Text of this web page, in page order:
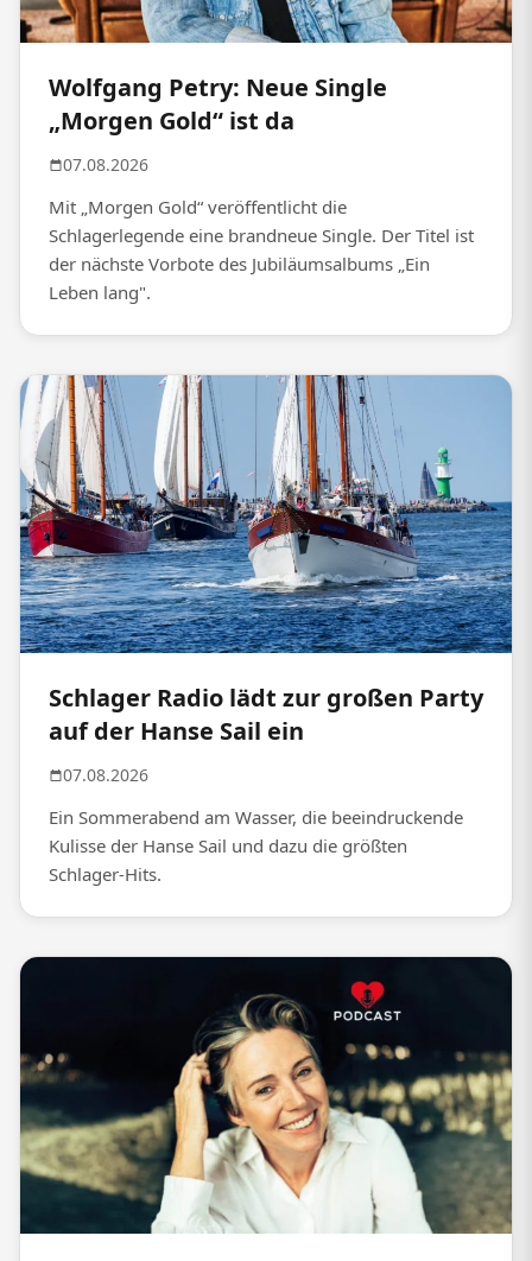
Wolfgang Petry: Neue Single
„Morgen Gold“ ist da
07.08.2026
Mit „Morgen Gold“ veröffentlicht die
Schlagerlegende eine brandneue Single. Der Titel ist
der nächste Vorbote des Jubiläumsalbums „Ein
Leben lang".
Schlager Radio lädt zur großen Party
auf der Hanse Sail ein
07.08.2026
Ein Sommerabend am Wasser, die beeindruckende
Kulisse der Hanse Sail und dazu die größten
Schlager-Hits.